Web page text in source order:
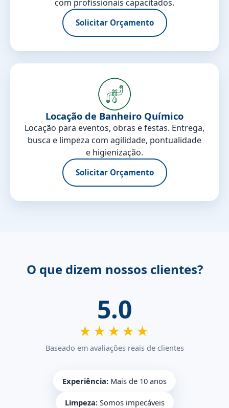
com profissionais capacitados.
Solicitar Orçamento
Locação de Banheiro Químico
Locação para eventos, obras e festas. Entrega,
busca e limpeza com agilidade, pontualidade
e higienização.
Solicitar Orçamento
O que dizem nossos clientes?
5.0
★★★★★
Baseado em avaliações reais de clientes
Experiência: Mais de 10 anos
Limpeza:Somos impecáveis